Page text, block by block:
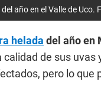
año en el Valle de Uco.
helada del año en
calidad de sus
pero lo que